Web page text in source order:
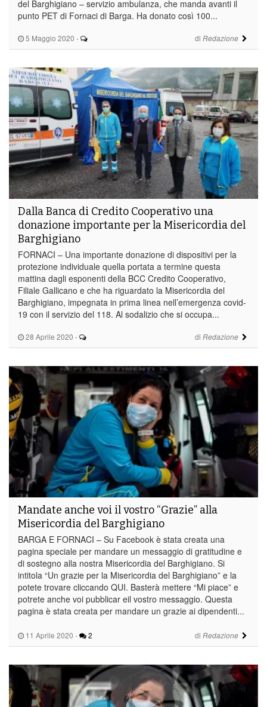
5 Maggio 2020 - di Redazione
del Barghigiano – servizio ambulanza, che manda avanti il
punto PET di Fornaci di Barga. Ha donato così 100...
28 Aprile 2020 - di Redazione
Dalla Banca di Credito Cooperativo una
donazione importante per la Misericordia del
Barghigiano
FORNACI – Una importante donazione di dispositivi per la
protezione individuale quella portata a termine questa
mattina dagli esponenti della BCC Credito Cooperativo,
Filiale Gallicano e che ha riguardato la Misericordia del
Barghigiano, impegnata in prima linea nell’emergenza covid-
19 con il servizio del 118. Al sodalizio che si occupa...
11 Aprile 2020 - 2 di Redazione
Mandate anche voi il vostro “Grazie” alla
Misericordia del Barghigiano
BARGA E FORNACI – Su Facebook è stata creata una
pagina speciale per mandare un messaggio di gratitudine e
di sostegno alla nostra Misericordia del Barghigiano. Si
intitola “Un grazie per la Misericordia del Barghigiano” e la
potete trovare cliccando QUI. Basterà mettere “Mi piace” e
potrete anche voi pubblicar eil vostro messaggio. Questa
pagina è stata creata per mandare un grazie ai dipendenti...